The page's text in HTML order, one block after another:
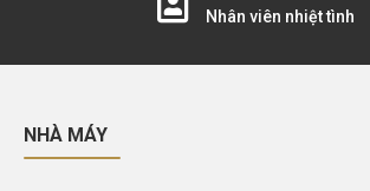
Nhân viên nhiệt tình
NHÀ MÁY